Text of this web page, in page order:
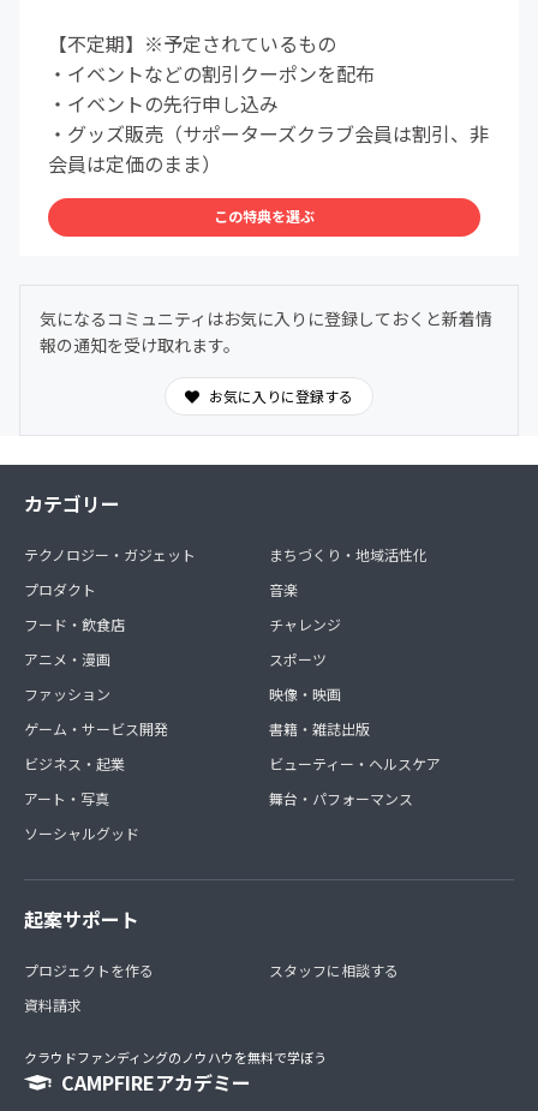
【不定期】※予定されているもの
・イベントなどの割引クーポンを配布
・イベントの先行申し込み
・グッズ販売（サポーターズクラブ会員は割引、非
会員は定価のまま）
この特典を選ぶ
気になるコミュニティはお気に入りに登録しておくと新着情
報の通知を受け取れます。
お気に入りに登録する
カテゴリー
テクノロジー・ガジェット
プロダクト
フード・飲食店
アニメ・漫画
ファッション
ゲーム・サービス開発
ビジネス・起業
アート・写真
ソーシャルグッド
まちづくり・地域活性化
音楽
チャレンジ
スポーツ
映像・映画
書籍・雑誌出版
ビューティー・ヘルスケア
舞台・パフォーマンス
起案サポート
プロジェクトを作る
資料請求
スタッフに相談する
クラウドファンディングのノウハウを無料で学ぼう
CAMPFIREアカデミー